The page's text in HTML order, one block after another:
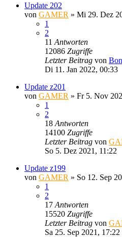
Update 202
von GAMER » Mi 29. Dez
1
2
11 Antworten
12086 Zugriffe
Letzter Beitrag von
Di 11. Jan 2022, 00:33
Update z201
von GAMER » Fr 5. Nov
1
2
18 Antworten
14100 Zugriffe
Letzter Beitrag von
So 5. Dez 2021, 11:22
Update z199
von GAMER » So 12. Sep
1
2
17 Antworten
15520 Zugriffe
Letzter Beitrag von
Sa 25. Sep 2021, 17:22